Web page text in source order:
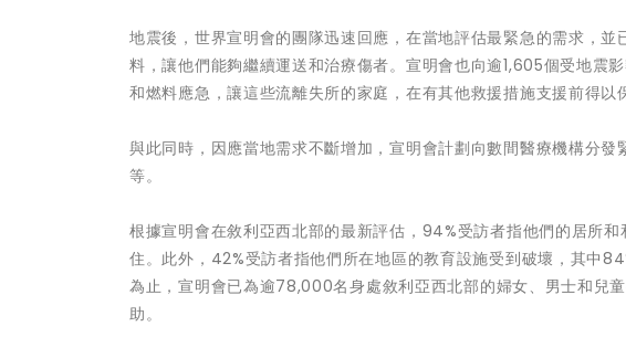
地震後，世界宣明會的團隊迅速回應，在當地評估最緊急的需求，
料，讓他們能夠繼續運送和治療傷者。宣明會也向逾1,605個受地震
和燃料應急，讓這些流離失所的家庭，在有其他救援措施支援前得以
與此同時，因應當地需求不斷增加，宣明會計劃向數間醫療機構分
等。
根據宣明會在敘利亞西北部的最新評估，94%受訪者指他們的居所
住。此外，42%受訪者指他們所在地區的教育設施受到破壞，其中
為止，宣明會已為逾78,000名身處敘利亞西北部的婦女、男士和兒
助。